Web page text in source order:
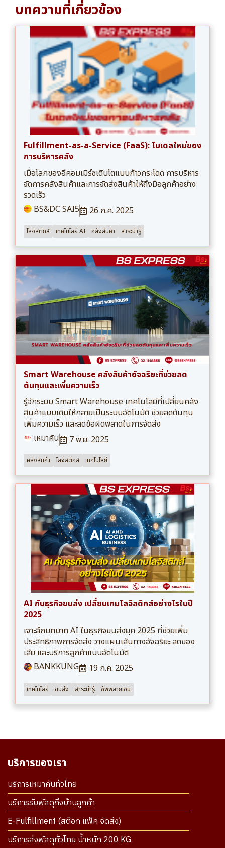
บทความที่เกี่ยวข้อง
Fulfillment-as-a-Service (FaaS): โมเดลใหม่ของ
การบริหารคลัง
เมื่อโลกของอีคอมเมิร์ซเติบโตแบบก้าวกระโดด การบริหาร
จัดการคลังสินค้าและการจัดส่งสินค้าให้ถึงมือลูกค้าอย่าง
รวดเร็ว
BS&DC SAI5
26 ก.ค. 2025
โลจิสติกส์ เทคโนโลยี AI คลังสินค้า สาระน่ารู้
Smart Warehouse คลังสินค้าอัจฉริยะที่ช่วยลด
ต้นทุนและเพิ่มความเร็ว
รู้จักระบบ Smart Warehouse เทคโนโลยีที่เปลี่ยนคลัง
สินค้าแบบเดิมให้กลายเป็นระบบอัตโนมัติ ช่วยลดต้นทุน
เพิ่มความเร็ว และลดข้อผิดพลาดในการจัดส่ง
เหมาคัน
7 พ.ย. 2025
คลังสินค้า โลจิสติกส์ เทคโนโลยี
AI กับธุรกิจขนส่ง เปลี่ยนเกมโลจิสติกส์อย่างไรในปี
2025
เจาะลึกบทบาท AI ในธุรกิจขนส่งยุค 2025 ที่ช่วยเพิ่ม
ประสิทธิภาพการจัดส่ง วางแผนเส้นทางอัจฉริยะ ลดของ
เสีย และบริการลูกค้าแบบอัตโนมัติ
BANKKUNG
19 ก.ค. 2025
เทคโนโลยี ขนส่ง สาระน่ารู้ ซัพพลายเชน
บริการของเรา
บริการเหมาคันทั่วไทย
บริการรับพัสดุถึงบ้านลูกค้า
E-Fulfillment (สต๊อก แพ็ค จัดส่ง)
บริการส่งพัสดุทั่วไทย น้ำหนัก 200 KG